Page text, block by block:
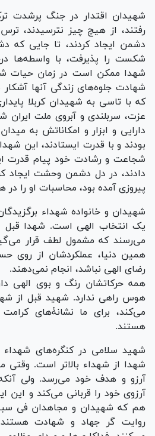
شهیدان اقتدار در جنگ پرشدت
رفتند، از هیچ چیز نترسیدند،
دشمن ایجاد کردند، تا جایی که
شکست را پذیرفت، با واسطه‌ها
شهدا ممکن است در زمان حیات
شهادت جلوه‌های زندگی آنها
که با تاسی به شهیدان کربلا
عزت، سربلندی و آبروی ملت
دارایی و ابزار و امکاناتش به
بودند و با قدرت ایستادند، این
شجاعت و رشادت خود پیام قدرت
دادند، در دل دشمن وحشت ایجاد
پیروزی آمده بود، محاسبات او را در
شهیدان و خانواده شهداء
یک انتخاب الهی است. شهدا قبل
می‌رسند که مشمول لطف قرار
همین دنیا، عملکردشان از روی
رضای الهی نباشد، انجام نمی‌دهند.
همه حرکاتشان رنگ و بوی الهی
هوس راهی ندارد. شهید قبل از
می‌کند، برای ما نشانۀ‌های
هستند.
شهید سلامی در کنگره‌های شهداء
شهدا از شهداء بالاتر است.
آرزو و هدف خود می‌رسد. ولی
آرزوی خود را قربانی می‌کند و این
هم که شهیدان و مجاهدان فی
روایت گر جهاد و شهادت هستند،